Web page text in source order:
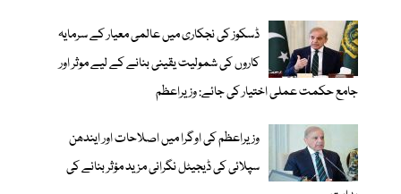
ڈسکوز کی نجکاری میں عالمی معیار کے سرمایہ
کاروں کی شمولیت یقینی بنانے کے لیے موثر اور
جامع حکمت عملی اختیار کی جائے: وزیراعظم
وزیراعظم کی اوگرا میں اصلاحات اور ایندھن
سپلائی کی ڈیجیٹل نگرانی مزید مؤثر بنانے کی